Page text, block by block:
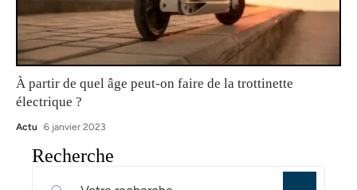
À partir de quel âge peut-on faire de la trottinette
électrique ?
Actu 6 janvier 2023
Recherche